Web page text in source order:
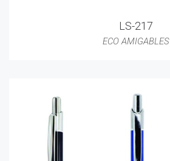
LS-217
ECO AMIGABLES